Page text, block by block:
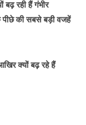
रही हैं गंभीर
पीछे की सबसे बड़ी वजहें
क्यों बढ़ रहे हैं